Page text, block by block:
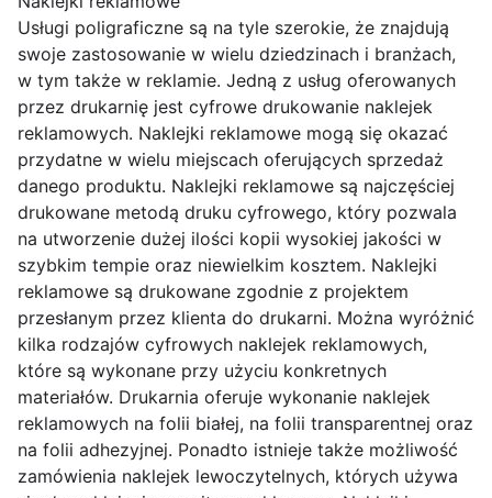
Usługi poligraficzne są na tyle szerokie, że znajdują
swoje zastosowanie w wielu dziedzinach i branżach,
w tym także w reklamie. Jedną z usług oferowanych
przez drukarnię jest cyfrowe drukowanie naklejek
reklamowych. Naklejki reklamowe mogą się okazać
przydatne w wielu miejscach oferujących sprzedaż
danego produktu. Naklejki reklamowe są najczęściej
drukowane metodą druku cyfrowego, który pozwala
na utworzenie dużej ilości kopii wysokiej jakości w
szybkim tempie oraz niewielkim kosztem. Naklejki
reklamowe są drukowane zgodnie z projektem
przesłanym przez klienta do drukarni. Można wyróżnić
kilka rodzajów cyfrowych naklejek reklamowych,
które są wykonane przy użyciu konkretnych
materiałów. Drukarnia oferuje wykonanie naklejek
reklamowych na folii białej, na folii transparentnej oraz
na folii adhezyjnej. Ponadto istnieje także możliwość
zamówienia naklejek lewoczytelnych, których używa